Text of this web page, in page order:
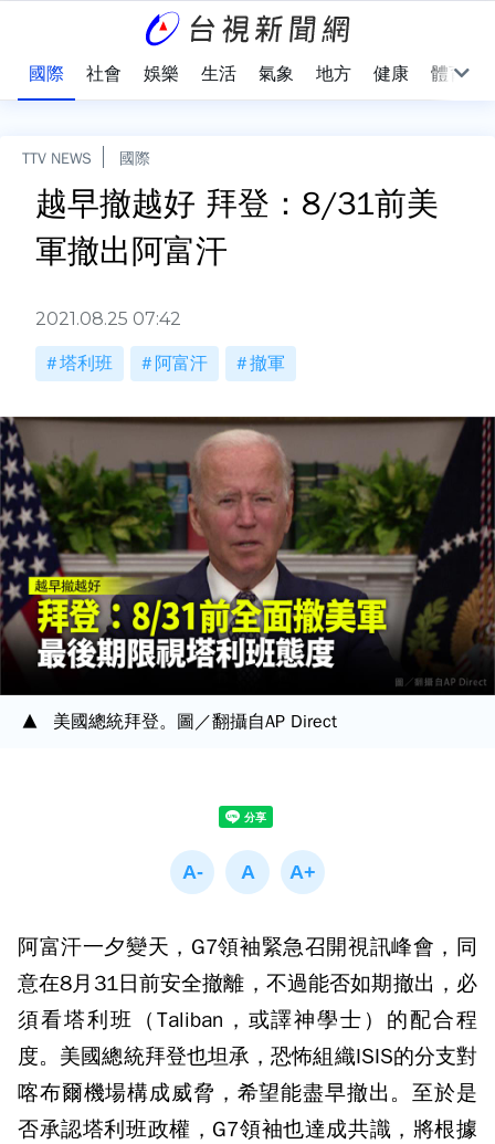
國際 社會 娛樂 生活 氣象 地方 健康 體育
TTV NEWS 國際
越早撤越好 拜登：8/31前美
軍撤出阿富汗
2021.08.25 07:42
塔利班 阿富汗 撤軍
美國總統拜登。圖／翻攝自AP Direct
阿富汗一夕變天，G7領袖緊急召開視訊峰會，同
意在8月31日前安全撤離，不過能否如期撤出，必
須看塔利班（Taliban，或譯神學士）的配合程
度。美國總統拜登也坦承，恐怖組織ISIS的分支對
喀布爾機場構成威脅，希望能盡早撤出。至於是
否承認塔利班政權，G7領袖也達成共識，將根據